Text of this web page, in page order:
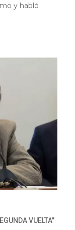
y habló
VUELTA"